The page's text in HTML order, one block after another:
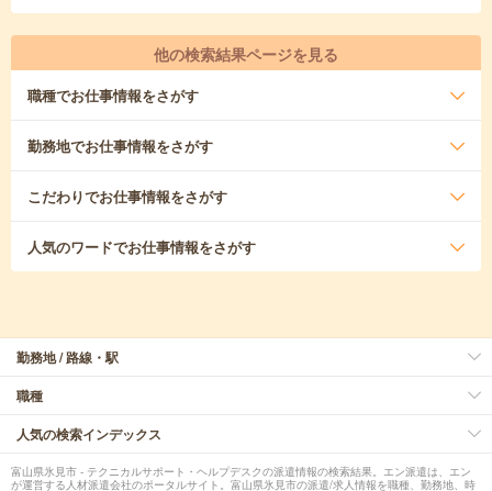
他の検索結果ページを見る
職種でお仕事情報をさがす
勤務地でお仕事情報をさがす
こだわりでお仕事情報をさがす
人気のワードでお仕事情報をさがす
勤務地 / 路線・駅
職種
人気の検索インデックス
富山県氷見市 - テクニカルサポート・ヘルプデスクの派遣情報の検索結果。エン派遣は、エン
が運営する人材派遣会社のポータルサイト。富山県氷見市の派遣/求人情報を職種、勤務地、時